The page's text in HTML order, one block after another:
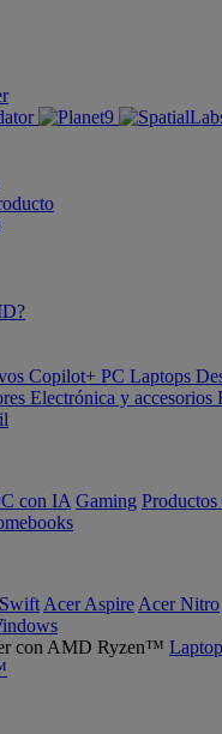
Copilot+ PC Laptops
Electrónica y accesorios
con IA Gaming Productos
Acer Aspire Acer Nitro